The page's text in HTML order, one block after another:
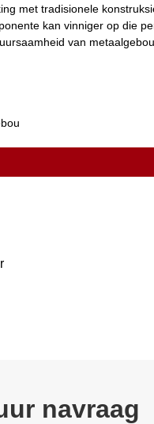
met tradisionele
kan vinniger op die
van
navraag